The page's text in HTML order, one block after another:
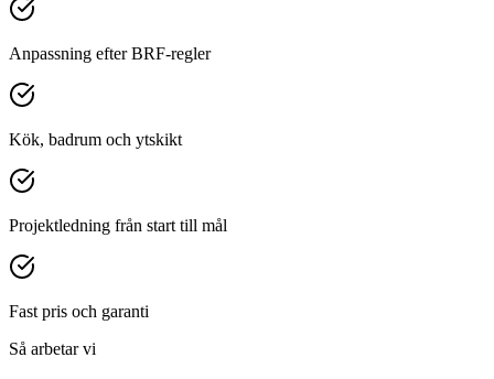
Anpassning efter BRF-regler
Kök, badrum och ytskikt
Projektledning från start till mål
Fast pris och garanti
Så arbetar vi